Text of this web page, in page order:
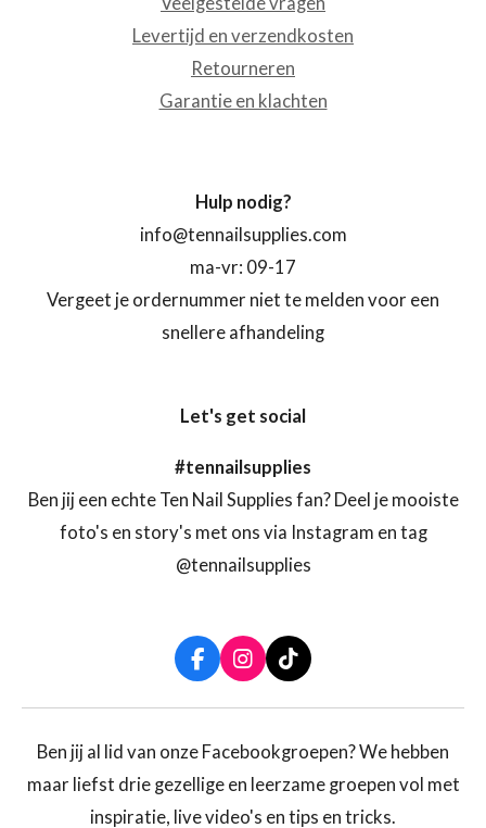
Levertijd en verzendkosten
Retourneren
Garantie en klachten
Hulp nodig?
info@tennailsupplies.com
ma-vr: 09-17
Vergeet je ordernummer niet te melden voor een
snellere afhandeling
Let's get social
#tennailsupplies
Ben jij een echte Ten Nail Supplies fan? Deel je mooiste
foto's en story's met ons via Instagram en tag
@tennailsupplies
F
a
c
b
o
k
I
n
s
a
r
a
T
i
k
o
Ben jij al lid van onze Facebookgroepen? We hebben
maar liefst drie gezellige en leerzame groepen vol met
inspiratie, live video's en tips en tricks.